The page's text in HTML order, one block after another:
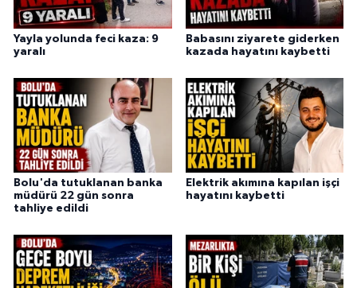
Yayla yolunda feci kaza: 9
yaralı
Babasını ziyarete giderken
kazada hayatını kaybetti
Bolu'da tutuklanan banka
müdürü 22 gün sonra
tahliye edildi
Elektrik akımına kapılan işçi
hayatını kaybetti